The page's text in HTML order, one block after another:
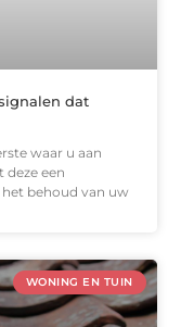
dat
waar u aan
deze een
behoud van uw
WONING EN TUIN